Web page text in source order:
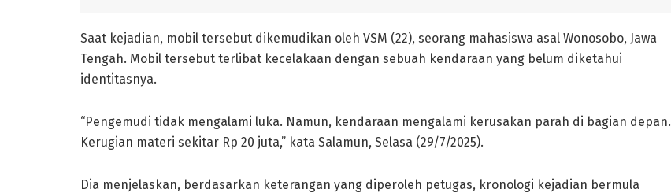
Saat kejadian, mobil tersebut dikemudikan oleh VSM (22), seorang mahasiswa asal Wonosobo, Jawa
Tengah. Mobil tersebut terlibat kecelakaan dengan sebuah kendaraan yang belum diketahui
identitasnya.
“Pengemudi tidak mengalami luka. Namun, kendaraan mengalami kerusakan parah di bagian depan.
Kerugian materi sekitar Rp 20 juta,” kata Salamun, Selasa (29/7/2025).
Dia menjelaskan, berdasarkan keterangan yang diperoleh petugas, kronologi kejadian bermula